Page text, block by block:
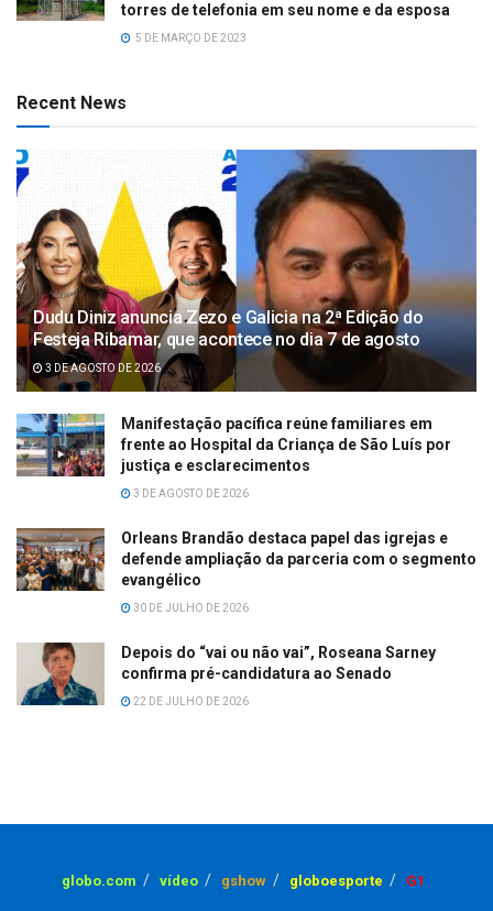
torres de telefonia em seu nome e da esposa
5 DE MARÇO DE 2023
Recent News
Dudu Diniz anuncia Zezo e Galicia na 2ª Edição do
Festeja Ribamar, que acontece no dia 7 de agosto
3 DE AGOSTO DE 2026
Manifestação pacífica reúne familiares em
frente ao Hospital da Criança de São Luís por
justiça e esclarecimentos
3 DE AGOSTO DE 2026
Orleans Brandão destaca papel das igrejas e
defende ampliação da parceria com o segmento
evangélico
30 DE JULHO DE 2026
Depois do “vai ou não vai”, Roseana Sarney
confirma pré-candidatura ao Senado
22 DE JULHO DE 2026
globo.com vídeo gshow globoesporte G1